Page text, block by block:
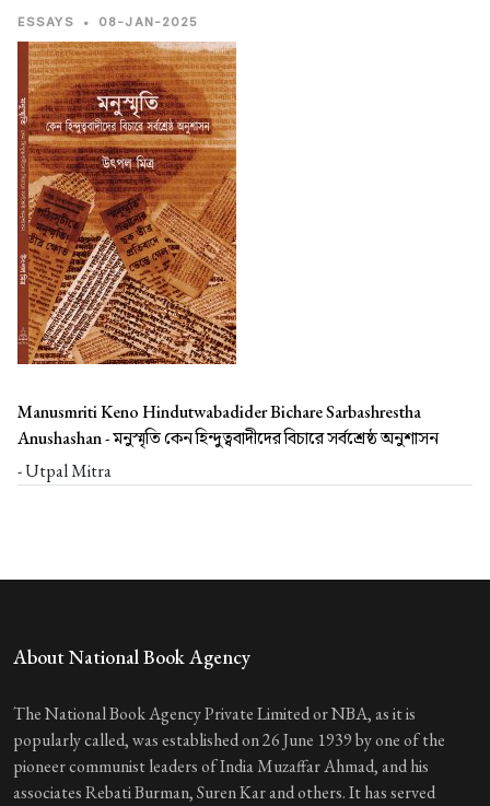
ESSAYS • 08-JAN-2025
Manusmriti Keno Hindutwabadider Bichare Sarbashrestha
Anushashan -মনুস্মৃতি কেন হিন্দুত্ববাদীদের বিচারে সর্বশ্রেষ্ঠ অনুশাসন
- Utpal Mitra
About National Book Agency
The National Book Agency Private Limited or NBA, as it is
popularly called, was established on 26 June 1939 by one of the
pioneer communist leaders of India Muzaffar Ahmad, and his
associates Rebati Burman, Suren Kar and others. It has served